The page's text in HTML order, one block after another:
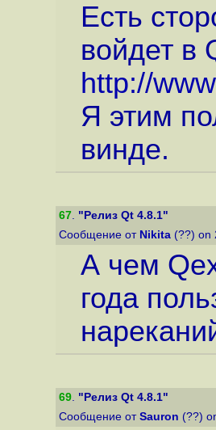
Есть
войдет в
http://
Я этим
винде.
67. "Релиз Qt 4.8.1"
Сообщение от Nikita (??) on
А чем
года
69. "Релиз Qt 4.8.1"
Сообщение от Sauron (??)